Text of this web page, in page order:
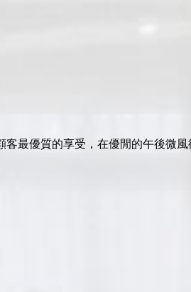
最優質的享受，在優閒的午後微